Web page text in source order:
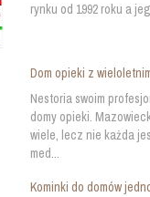
rynku od 1992 roku a
Dom opieki z
Nestoria swoim
domy opieki.
wiele, lecz nie każda
med...
Kominki do domów